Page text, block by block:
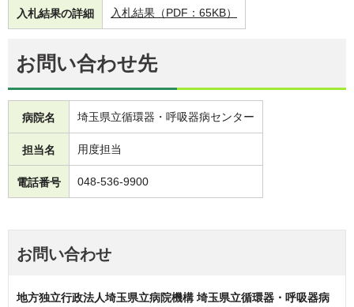
入札結果の詳細 入札結果（PDF：65KB）
お問い合わせ先
病院名 埼玉県立循環器・呼吸器病センター
担当名 用度担当
電話番号 048-536-9900
お問い合わせ
地方独立行政法人埼玉県立病院機構 埼玉県立循環器・呼吸器病